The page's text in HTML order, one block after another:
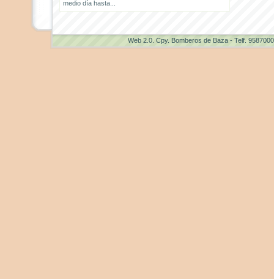
medio día hasta...
Web 2.0 . Cpy. Bomberos de Baza - Telf.